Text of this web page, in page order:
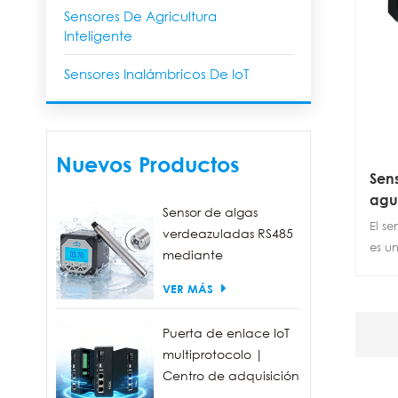
Sensores De Agricultura
Inteligente
Sensores Inalámbricos De IoT
Nuevos Productos
Sensor de algas
verdeazuladas RS485
mediante
rango de detección
células/ml.
VER MÁS
Puerta de enlace IoT
multiprotocolo |
Centro de adquisición
El
es